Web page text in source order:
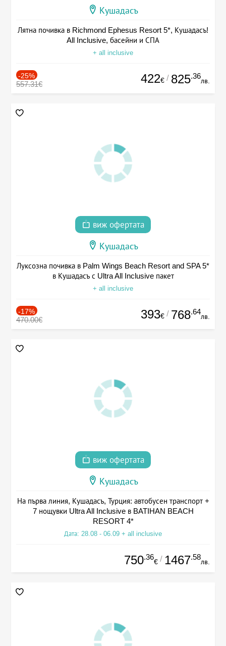
Кушадасъ
Лятна почивка в Richmond Ephesus Resort 5*, Кушадасъ!
All Inclusive, басейни и СПА
+ all inclusive
-25%
557.31€ 422€ / 825.36
лв.
виж офертата
Кушадасъ
Луксозна почивка в Palm Wings Beach Resort and SPA 5*
в Кушадасъ с Ultra All Inclusive пакет
+ all inclusive
-17%
470.00€ 393€ / 768.64
лв.
виж офертата
Кушадасъ
На първа линия, Кушадасъ, Турция: автобусен транспорт +
7 нощувки Ultra All Inclusive в BATIHAN BEACH
RESORT 4*
Дата: 28.08 - 06.09 + all inclusive
750.36
€ / 1467.58
лв.